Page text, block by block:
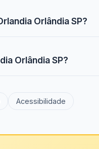
Orlândia SP?
Orlândia SP?
Acessibilidade